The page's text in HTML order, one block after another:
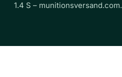
1.4 S – munitionsversand.com.